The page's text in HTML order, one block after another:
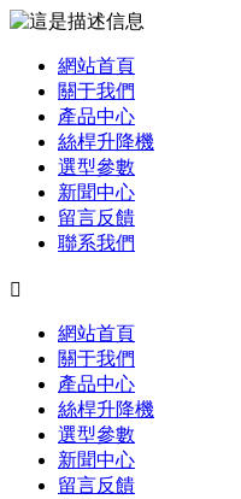
網站首頁
關于我們
產品中心
絲桿升降機
選型參數
新聞中心
留言反饋
聯系我們

網站首頁
關于我們
產品中心
絲桿升降機
選型參數
新聞中心
留言反饋